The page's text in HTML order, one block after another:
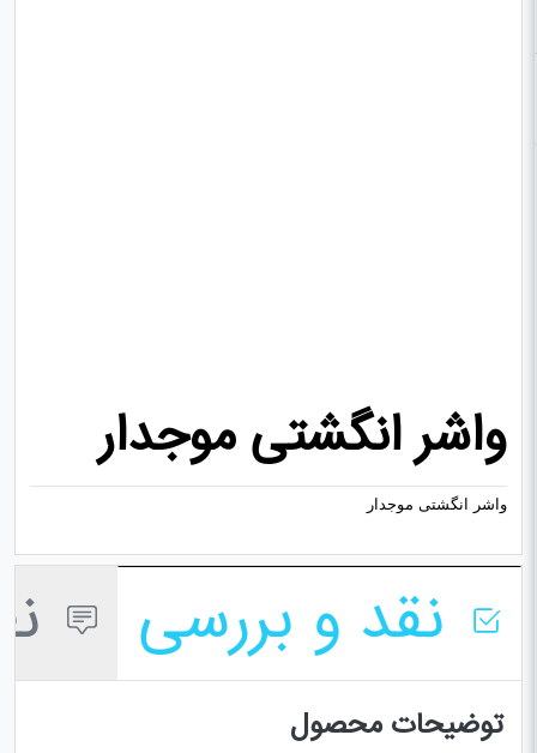
واشر انگشتی موجدار
واشر انگشتی موجدار
نقد و بررسی
توضیحات محصول